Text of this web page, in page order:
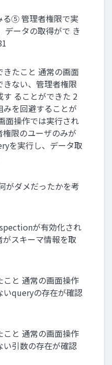
る⑤ 管理者権限で実
データの取得がで き
きたこと 通常の画⾯
きない、管理者権限
す ることができた 2
を回避することが
⾯操作では実⾏され
限のユーザのみが
を実⾏し、データ取
がダメだったかを考
が有効化され
がスキーマ情報を取
こと 通常の画⾯操作
いqueryの存在が確認
こと 通常の画⾯操作
い引数の存在が確認